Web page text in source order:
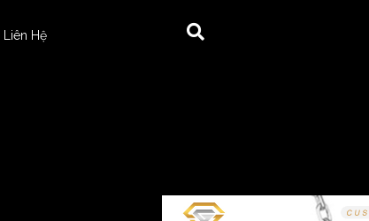
Liên Hệ